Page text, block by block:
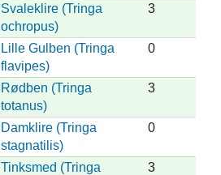
Svaleklire (Tringa
ochropus)
3
Lille Gulben (Tringa
flavipes)
0
Rødben (Tringa
totanus)
3
Damklire (Tringa
stagnatilis)
0
Tinksmed (Tringa
3